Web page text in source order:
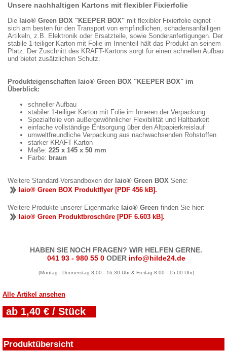
Unsere nachhaltigen Kartons mit flexibler Fixierfolie
Die laio® Green BOX "KEEPER BOX" mit flexibler Fixierfolie eignet
sich am besten für den Transport von empfindlichen, schadensanfälligen
Artikeln, z.B. Elektronik oder Ersatzteile, sowie Sonderanfertigungen. Der
stabile 1-teiliger Karton mit Folie im Innenteil hält das Produkt an seinem
Platz. Der Zuschnitt des KRAFT-Kartons sorgt für einen schnellen Aufbau
und bietet zusätzlichen Schutz.
Produkteigenschaften laio® Green BOX "KEEPER BOX" im
Überblick:
schneller Aufbau
stabiler 1-teiliger Karton mit Folie im Inneren der Verpackung
Spezialfolie von außergewöhnlicher Flexibilität und Haltbarkeit
einfache vollständige Entsorgung über den Altpapierkreislauf
umweltfreundliche Verpackung aus nachwachsenden Rohstoffen
starker KRAFT-Karton
Maße: 225 x 145 x 50 mm
Farbe: braun
Weitere Standard-Versandboxen der laio® Green BOX Serie:
laio® Green BOX Produktflyer [PDF 456 kB].
Weitere Produkte unserer Eigenmarke laio® Green finden Sie hier:
laio® Green Produktbroschüre [PDF 6.603 kB].
HABEN SIE NOCH FRAGEN? WIR HELFEN GERNE.
041 93 - 980 55 0 ODER info@hilde24.de
(Montag - Donnerstag 8:00 - 16:30 Uhr & Freitag 8:00 - 15:00 Uhr)
Alle Artikel ansehen
ab 1,40 € / Stück
Produktübersicht